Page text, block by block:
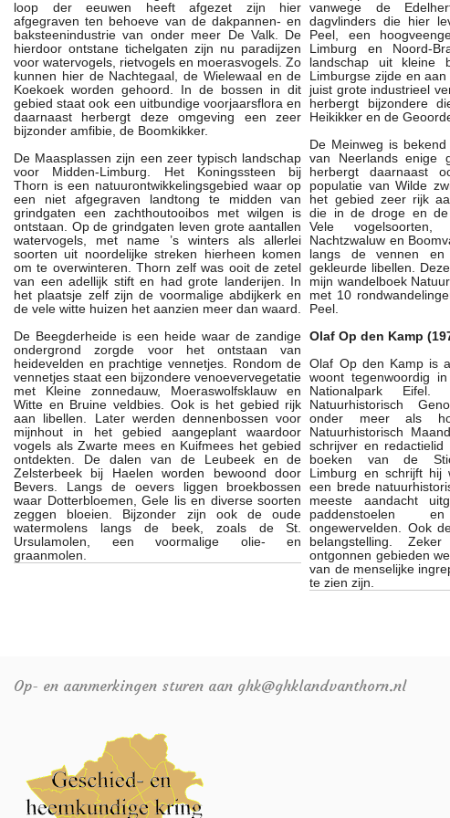
loop der eeuwen heeft afgezet zijn hier
afgegraven ten behoeve van de dakpannen- en
baksteenindustrie van onder meer De Valk. De
hierdoor ontstane tichelgaten zijn nu paradijzen
voor watervogels, rietvogels en moerasvogels. Zo
kunnen hier de Nachtegaal, de Wielewaal en de
Koekoek worden gehoord. In de bossen in dit
gebied staat ook een uitbundige voorjaarsflora en
daarnaast herbergt deze omgeving een zeer
bijzonder amfibie, de Boomkikker.
De Maasplassen zijn een zeer typisch landschap
voor Midden-Limburg. Het Koningssteen bij
Thorn is een natuurontwikkelingsgebied waar op
een niet afgegraven landtong te midden van
grindgaten een zachthoutooibos met wilgen is
ontstaan. Op de grindgaten leven grote aantallen
watervogels, met name ’s winters als allerlei
soorten uit noordelijke streken hierheen komen
om te overwinteren. Thorn zelf was ooit de zetel
van een adellijk stift en had grote landerijen. In
het plaatsje zelf zijn de voormalige abdijkerk en
de vele witte huizen het aanzien meer dan waard.
De Beegderheide is een heide waar de zandige
ondergrond zorgde voor het ontstaan van
heidevelden en prachtige vennetjes. Rondom de
vennetjes staat een bijzondere venoevervegetatie
met Kleine zonnedauw, Moeraswolfsklauw en
Witte en Bruine veldbies. Ook is het gebied rijk
aan libellen. Later werden dennenbossen voor
mijnhout in het gebied aangeplant waardoor
vogels als Zwarte mees en Kuifmees het gebied
ontdekten. De dalen van de Leubeek en de
Zelsterbeek bij Haelen worden bewoond door
Bevers. Langs de oevers liggen broekbossen
waar Dotterbloemen, Gele lis en diverse soorten
zeggen bloeien. Bijzonder zijn ook de oude
watermolens langs de beek, zoals de St.
Ursulamolen, een voormalige olie- en
graanmolen.
vanwege de
dagvlinders die hier
Peel, een
Limburg en Noord-
landschap uit kleine
Limburgse zijde en
juist grote industrieel
herbergt bijzondere
Heikikker en de
De Meinweg is
van Neerlands enige
herbergt daarnaast
populatie van Wilde
het gebied zeer rijk
die in de droge en de
Vele vogelsoorten,
Nachtzwaluw en
langs de vennen en
gekleurde libellen.
mijn wandelboek
met 10
Peel.
Olaf Op den Kamp
Olaf Op den Kamp is
woont tegenwoordig
Nationalpark
Natuurhistorisch
onder meer als
Natuurhistorisch
schrijver en
boeken van de
Limburg en schrijft hij
een brede
meeste aandacht
paddenstoelen
ongewervelden. Ook
belangstelling.
ontgonnen gebieden
van de menselijke
te zien zijn.
Op- en aanmerkingen sturen aan ghk@ghklandvanthorn.nl